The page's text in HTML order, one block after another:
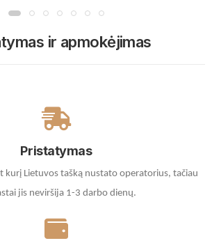
ir apmokėjimas
Pristatymas
kurį Lietuvos tašką nustato operatorius, tačiau
jis neviršija 1-3 darbo dienų.